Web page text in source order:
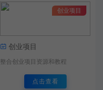
创业项目
创业项目
整合创业项目资源和教程
点击查看